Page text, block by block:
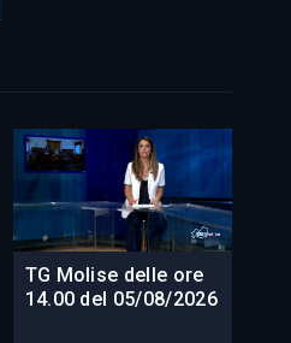
TG Molise delle ore
14.00 del 05/08/2026